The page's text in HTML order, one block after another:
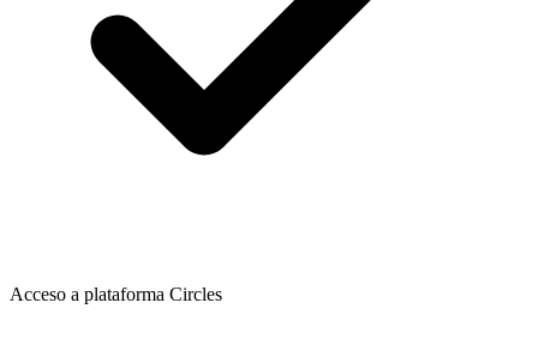
Acceso a plataforma Circles